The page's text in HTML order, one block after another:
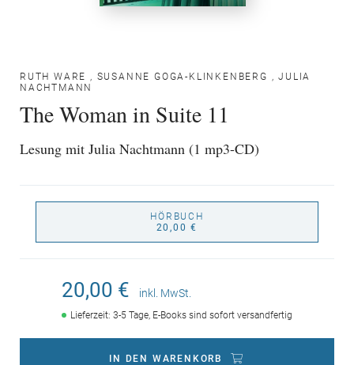
RUTH WARE , SUSANNE GOGA-KLINKENBERG ,JULIA
NACHTMANN
The Woman in Suite 11
Lesung mit Julia Nachtmann (1 mp3-CD)
HÖRBUCH
20,00 €
20,00 € inkl. MwSt.
Lieferzeit: 3-5 Tage, E-Books sind sofort versandfertig
IN DEN WARENKORB